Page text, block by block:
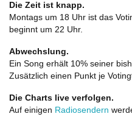
Die Zeit ist knapp.
Montags um 18 Uhr ist das
beginnt um 22 Uhr.
Abwechslung.
Ein Song erhält 10% seiner
Zusätzlich einen Punkt je
Die Charts live verfolgen.
Auf einigen Radiosendern